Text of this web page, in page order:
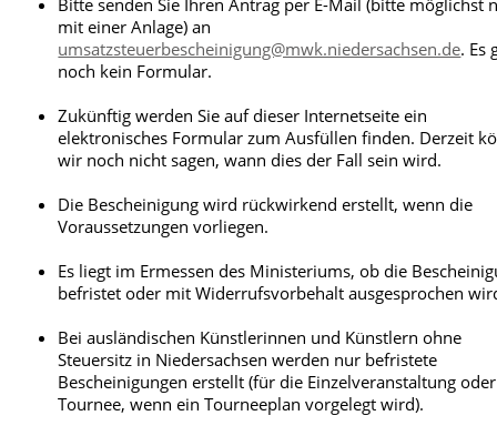
(Honorarkraft) ordnungsgemäß auf einen
oder eine Prüfung vorbereitet.
Die private Schule oder Einrichtung, z.B.
Unterrichtsleistungen ausstellen, wenn
eine Ersatzschule ist oder von unserem
Ministerium eine Bescheinigung
dass sie auf einen Beruf oder Prüfung
ordnungsgemäß vorbereitet; diese
Bestätigung wird dann mit dem Vertrag
das Finanzamt weitergereicht.
§ 4 Nr. 21 a UStG lautet: die unmittelbar
Schul- und Bildungszweck dienenden
allgemeinbildender oder
Einrichtungen,
aa) wenn sie als Ersatzschulen
Artikel 7 Abs. 4 des Grundgesetzes
Bitte senden Sie Ihren Antrag per E-Mail (bitte möglichst
mit einer Anlage) an
umsatzsteuerbescheinigung@mwk.niedersachsen.de. Es
noch kein Formular.
Zukünftig werden Sie auf dieser Internetseite ein
elektronisches Formular zum Ausfüllen finden. Derzeit
wir noch nicht sagen, wann dies der Fall sein wird.
Die Bescheinigung wird rückwirkend erstellt, wenn die
Voraussetzungen vorliegen.
Es liegt im Ermessen des Ministeriums, ob die
befristet oder mit Widerrufsvorbehalt ausgesprochen
Bei ausländischen Künstlerinnen und Künstlern ohne
Steuersitz in Niedersachsen werden nur befristete
Bescheinigungen erstellt (für die Einzelveranstaltung
Tournee, wenn ein Tourneeplan vorgelegt wird).